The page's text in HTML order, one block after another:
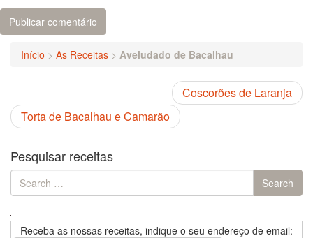
Início > As Receitas > Aveludado de Bacalhau
Coscorões de Laranja
Torta de Bacalhau e Camarão
Pesquisar receitas
Search
for:
Search
Receba as nossas receitas, indique o seu endereço de email: